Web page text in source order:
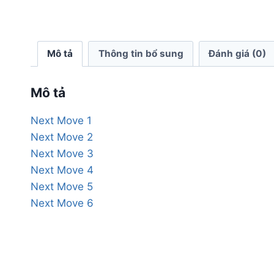
Mô tả Thông tin bổ sung Đánh giá (0)
Mô tả
Next Move 1
Next Move 2
Next Move 3
Next Move 4
Next Move 5
Next Move 6